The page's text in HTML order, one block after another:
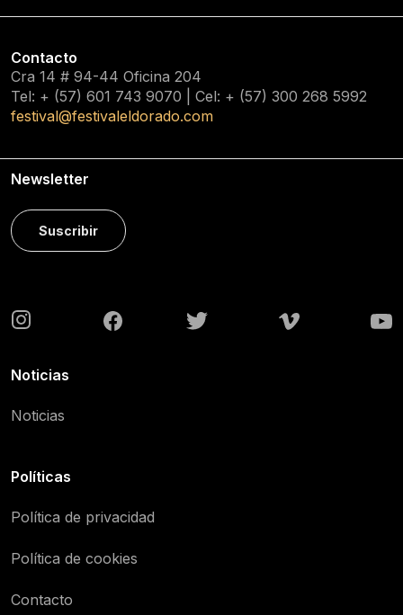
Contacto
Cra 14 # 94-44 Oficina 204
Tel: + (57) 601 743 9070 | Cel: + (57) 300 268 5992
festival@festivaleldorado.com
Newsletter
Suscribir
Noticias
Noticias
Políticas
Política de privacidad
Política de cookies
Contacto